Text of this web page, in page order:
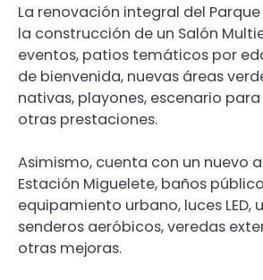
La renovación integral del
la construcción de un Salón
eventos, patios temáticos por
de bienvenida, nuevas áreas
nativas, playones, escenario
otras prestaciones.
Asimismo, cuenta con un nuevo
Estación Miguelete, baños
equipamiento urbano, luces LED,
senderos aeróbicos, veredas
otras mejoras.